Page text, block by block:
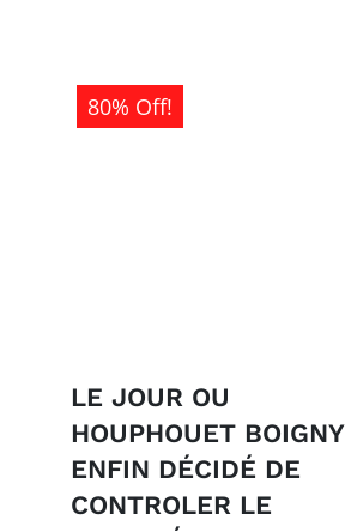
80% Off!
LE JOUR OU
HOUPHOUET BOIGNY
ENFIN DÉCIDÉ DE
CONTROLER LE